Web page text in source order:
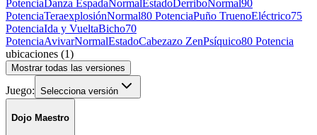
PotenciaDanza EspadaNormalEstadoDerriboNormal90
PotenciaTeraexplosiónNormal80 PotenciaPuño TruenoEléctrico75
PotenciaIda y VueltaBicho70
PotenciaAvivarNormalEstadoCabezazo ZenPsíquico80 Potencia
ubicaciones (1)
Mostrar todas las versiones
Juego: Selecciona versión
Dojo Maestro